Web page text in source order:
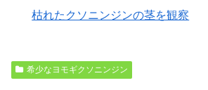
枯れたクソニンジンの茎を観察
希少なヨモギクソニンジン